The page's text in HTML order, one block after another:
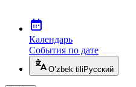
Календарь
События по дате
O’zbek tili Русский